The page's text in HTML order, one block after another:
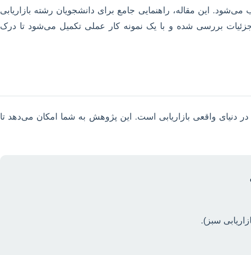
این مقاله، راهنمایی جامع برای دانشجویان رشته بازاریابی
جزئیات بررسی شده و با یک نمونه کار عملی تکمیل می‌شود تا درک
دنیای واقعی بازاریابی است. این پژوهش به شما امکان می‌دهد تا
سبز).